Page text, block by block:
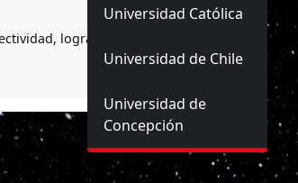
Universidad Católica
Universidad de Chile
Universidad de
Concepción
logrando su